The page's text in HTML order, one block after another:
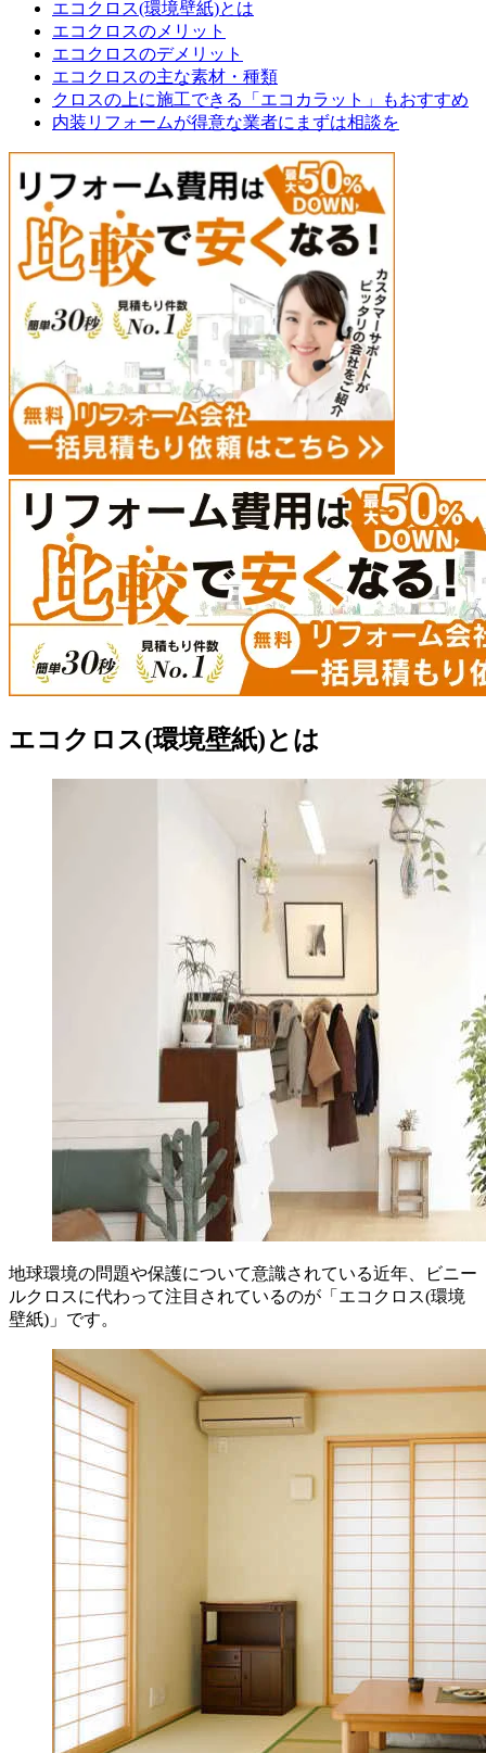
エコクロス(環境壁紙)とは
エコクロスのメリット
エコクロスのデメリット
エコクロスの主な素材・種類
クロスの上に施工できる「エコカラット」もおすすめ
内装リフォームが得意な業者にまずは相談を
エコクロス(環境壁紙)とは
地球環境の問題や保護について意識されている近年、ビニー
ルクロスに代わって注目されているのが「エコクロス(環境
壁紙)」です。